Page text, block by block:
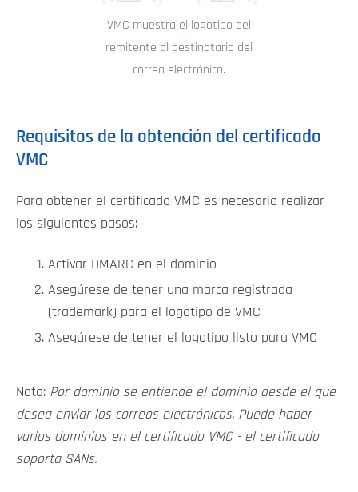
VMC muestra el logotipo del
remitente al destinatario del
correo electrónico.
Requisitos de la obtención del certificado
VMC
Para obtener el certificado VMC es necesario realizar
los siguientes pasos:
Activar DMARC en el dominio
Asegúrese de tener una marca registrada
(trademark) para el logotipo de VMC
Asegúrese de tener el logotipo listo para VMC
Nota: Por dominio se entiende el dominio desde el que
desea enviar los correos electrónicos. Puede haber
varios dominios en el certificado VMC - el certificado
soporta SANs.